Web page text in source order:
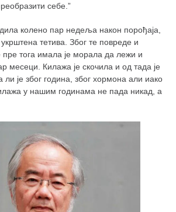
себе.”
колено пар недеља након порођаја,
укрштена тетива. Због те повреде и
пре тога имала је морала да лежи и
месеци. Килажа је скочила и од тада је
ли је због година, због хормона али иако
у нашим годинама не пада никад, а